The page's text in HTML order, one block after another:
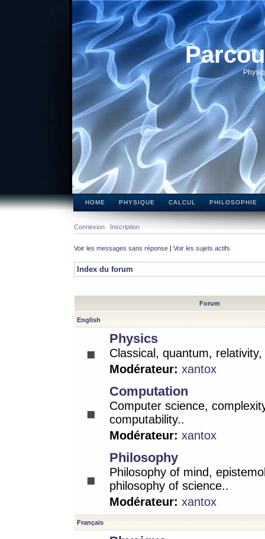
HOME PHYSIQUE CALCUL PHILOSOPHIE
Connexion Inscription
Voir les messages sans réponse | Voir les sujets actifs
Index du forum
Forum
English
Physics
Classical, quantum,
Modérateur: xantox
Computation
Computer science,
computability..
Modérateur: xantox
Philosophy
Philosophy of mind,
philosophy of science..
Modérateur: xantox
Français